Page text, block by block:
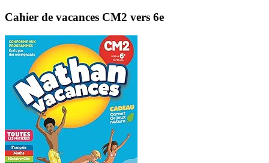
Cahier de vacances CM2 vers 6e